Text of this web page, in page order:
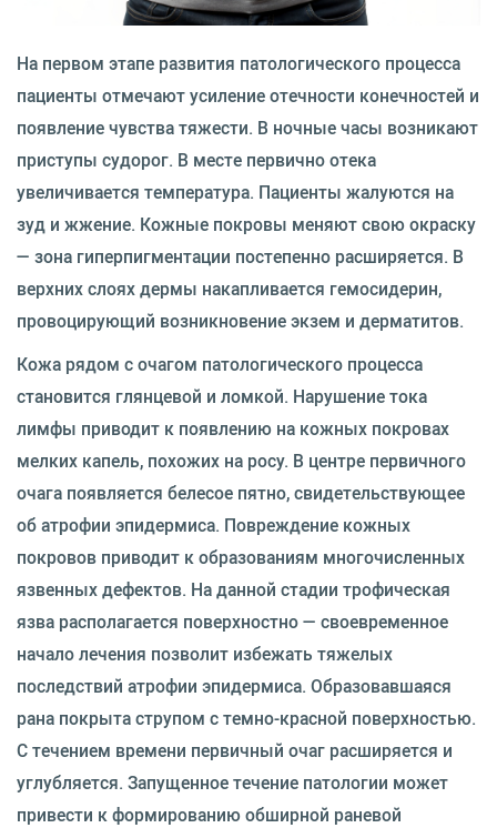
На первом этапе развития патологического процесса
пациенты отмечают усиление отечности конечностей и
появление чувства тяжести. В ночные часы возникают
приступы судорог. В месте первично отека
увеличивается температура. Пациенты жалуются на
зуд и жжение. Кожные покровы меняют свою окраску
— зона гиперпигментации постепенно расширяется. В
верхних слоях дермы накапливается гемосидерин,
провоцирующий возникновение экзем и дерматитов.
Кожа рядом с очагом патологического процесса
становится глянцевой и ломкой. Нарушение тока
лимфы приводит к появлению на кожных покровах
мелких капель, похожих на росу. В центре первичного
очага появляется белесое пятно, свидетельствующее
об атрофии эпидермиса. Повреждение кожных
покровов приводит к образованиям многочисленных
язвенных дефектов. На данной стадии трофическая
язва располагается поверхностно — своевременное
начало лечения позволит избежать тяжелых
последствий атрофии эпидермиса. Образовавшаяся
рана покрыта струпом с темно-красной поверхностью.
С течением времени первичный очаг расширяется и
углубляется. Запущенное течение патологии может
привести к формированию обширной раневой